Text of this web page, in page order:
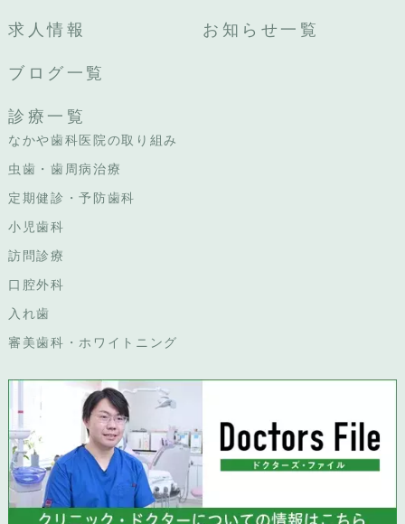
求人情報
お知らせ一覧
ブログ一覧
診療一覧
なかや歯科医院の取り組み
虫歯・歯周病治療
定期健診・予防歯科
小児歯科
訪問診療
口腔外科
入れ歯
審美歯科・ホワイトニング